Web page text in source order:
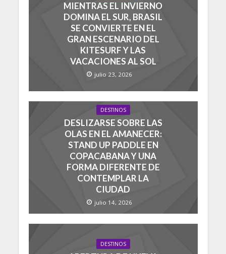
MIENTRAS EL INVIERNO
DOMINA EL SUR, BRASIL
SE CONVIERTE EN EL
GRAN ESCENARIO DEL
KITESURF Y LAS
VACACIONES AL SOL
julio 23, 2026
DESTINOS
DESLIZARSE SOBRE LAS
OLAS EN EL AMANECER:
STAND UP PADDLE EN
COPACABANA Y UNA
FORMA DIFERENTE DE
CONTEMPLAR LA
CIUDAD
julio 14, 2026
DESTINOS